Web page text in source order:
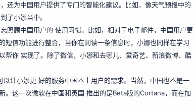
还为中国用户提供了专门的智能化建议。比如，像天气预报中的
了小娜当中。
照顾中国用户的 使用习惯。比如，相对于电子邮件，中国用户更
信功能进行整合，当你在阅读一条信息时，小娜也同样在学习
帮你 实现了。除了微信，小娜和去哪儿、爱奇艺、新浪微博、酷
让小娜更 好的服务中国本土用户的需求。当然，中国也不是一
。这一次微软在中国和英国 推出的是Beta版的Cortana，而在加